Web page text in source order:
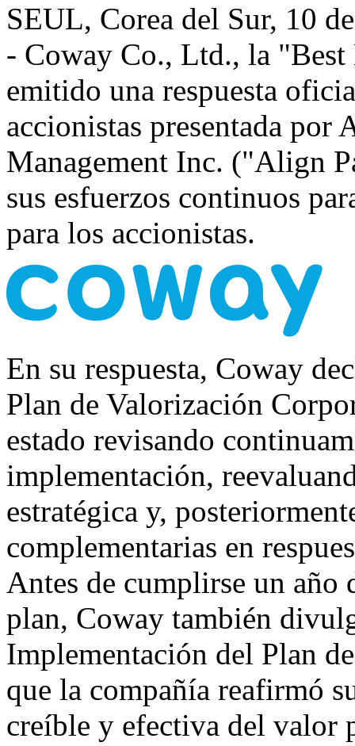
SEUL, Corea del Sur, 10
- Coway Co., Ltd., la
emitido una respuesta
accionistas presentada por
Management Inc. ("Align
sus esfuerzos continuos
para los accionistas.
En su respuesta, Coway
Plan de Valorización
estado revisando
implementación,
estratégica y,
complementarias en
Antes de cumplirse un año
plan, Coway también
Implementación del Plan
que la compañía reafirmó
creíble y efectiva del valor